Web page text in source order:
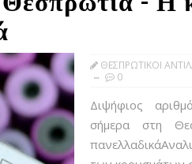
ΘΕΣΠΡΩΤΙΚΟΙ
0
Διψήφιος
σήμερα στη